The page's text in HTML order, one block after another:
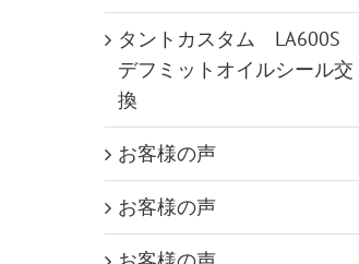
タントカスタム LA600S
デフミットオイルシール交
換
お客様の声
お客様の声